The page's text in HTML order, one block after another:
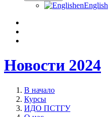
enEnglish
Новости 2024
В начало
Курсы
ИДО ПСТГУ